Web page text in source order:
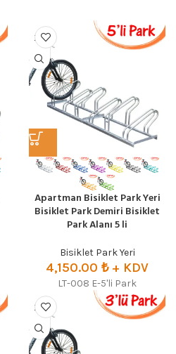
Apartman Bisiklet Park Yeri
Bisiklet Park Demiri Bisiklet
Park Alanı 5 li
Bisiklet Park Yeri
4,150.00 ₺+ KDV
LT-008 E-5'li Park